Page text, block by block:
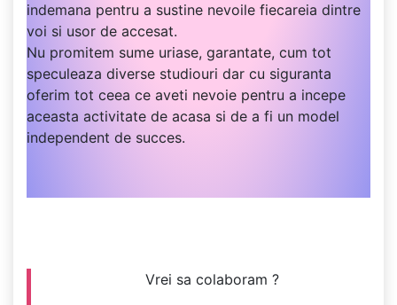
indemana pentru a sustine nevoile fiecareia dintre
voi si usor de accesat.
Nu promitem sume uriase, garantate, cum tot
speculeaza diverse studiouri dar cu siguranta
oferim tot ceea ce aveti nevoie pentru a incepe
aceasta activitate de acasa si de a fi un model
independent de succes.
Vrei sa colaboram ?